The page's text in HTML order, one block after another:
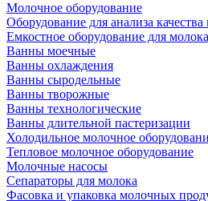
Молочное оборудование
Оборудование для анализа качества
Емкостное оборудование для молока
Ванны моечные
Ванны охлаждения
Ванны сыродельные
Ванны творожные
Ванны технологические
Ванны длительной пастеризации
Холодильное молочное
Тепловое молочное оборудование
Молочные насосы
Сепараторы для молока
Фасовка и упаковка молочных